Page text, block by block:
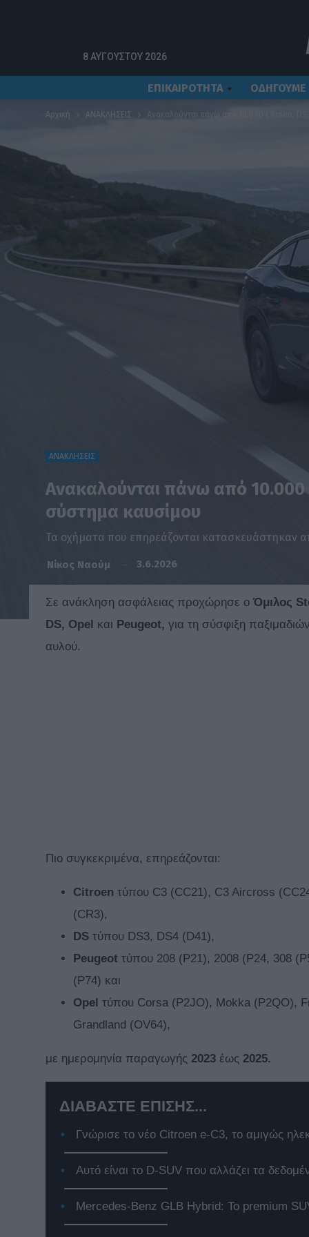
8 ΑΥΓΟΎΣΤΟΥ 2026
ΕΠΙΚΑΙΡΟΤΗΤΑ ΟΔΗΓΟΥΜΕ
Αρχική ΑΝΑΚΛΗΣΕΙΣ Ανακαλούνται πάνω από 10.000 Citroen,
ΑΝΑΚΛΗΣΕΙΣ
Ανακαλούνται πάνω από 10.000
σύστημα καυσίμου
Τα οχήματα που επηρεάζονται κατασκευάστηκαν
Νίκος Ναούμ 3.6.2026
Σε ανάκληση ασφάλειας προχώρησε ο Όμιλος
DS, Opel και Peugeot, για τη σύσφιξη
αυλού.
Πιο συγκεκριμένα, επηρεάζονται:
Citroen τύπου C3 (CC21), C3 Aircross
(CR3),
DS τύπου DS3, DS4 (D41),
Peugeot τύπου 208 (P21), 2008 (P24, 308
(P74) και
Opel τύπου Corsa (P2JO), Mokka (P2QO),
Grandland (OV64),
με ημερομηνία παραγωγής 2023 έως 2025.
ΔΙΑΒΑΣΤΕ ΕΠΙΣΗΣ...
Γνώρισε το νέο Citroen e-C3, το αμιγώς
Αυτό είναι το D-SUV που αλλάζει τα
Mercedes-Benz GLB Hybrid: Το premium